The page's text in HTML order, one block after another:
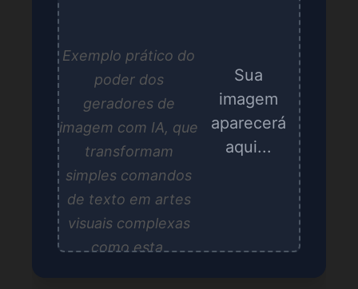
Exemplo prático do
poder dos
geradores de
imagem com IA, que
transformam
simples comandos
de texto em artes
visuais complexas
como esta.
Sua
imagem
aparecerá
aqui...